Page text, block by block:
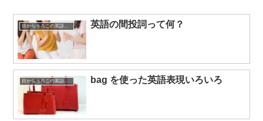
目からうろこの英語表現 英語の間投詞って何？
目からうろこの英語表現 bag を使った英語表現いろいろ